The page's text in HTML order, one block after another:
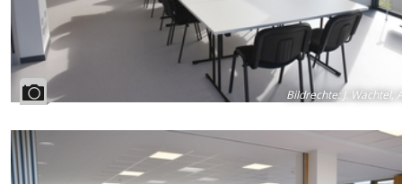
Bildrechte:J. Wachtel,